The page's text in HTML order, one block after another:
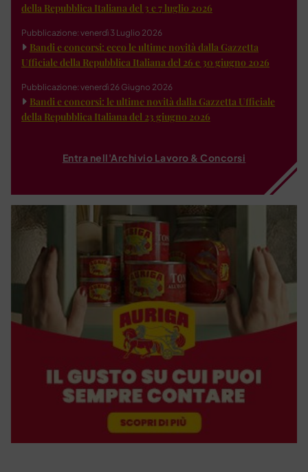
della Repubblica Italiana del 3 e 7 luglio 2026
Pubblicazione: venerdì 3 Luglio 2026
Bandi e concorsi: ecco le ultime novità dalla Gazzetta
Ufficiale della Repubblica Italiana del 26 e 30 giugno 2026
Pubblicazione: venerdì 26 Giugno 2026
Bandi e concorsi: le ultime novità dalla Gazzetta Ufficiale
della Repubblica Italiana del 23 giugno 2026
Entra nell'Archivio Lavoro & Concorsi